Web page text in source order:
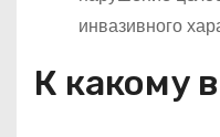
инвазивного
К какому